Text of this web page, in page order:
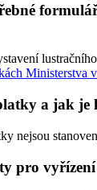
Ministerstva
a jak je
nejsou
pro vyřízení